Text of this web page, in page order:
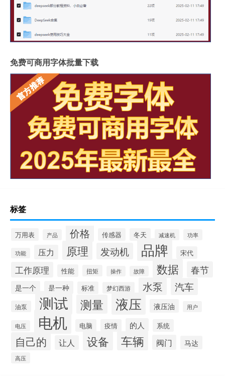
免费可商用字体批量下载
标签
万用表 产品 价格 传感器 冬天 减速机 功率
功能 压力 原理 发动机 品牌 宋代
工作原理 性能 扭矩 操作 故障 数据 春节
是一个 是一种 标准 梦幻西游 水泵 汽车
油泵 测试 测量 液压 液压油 用户
电压 电机 电脑 疫情 的人 系统
自己的 让人 设备 车辆 阀门 马达
高压